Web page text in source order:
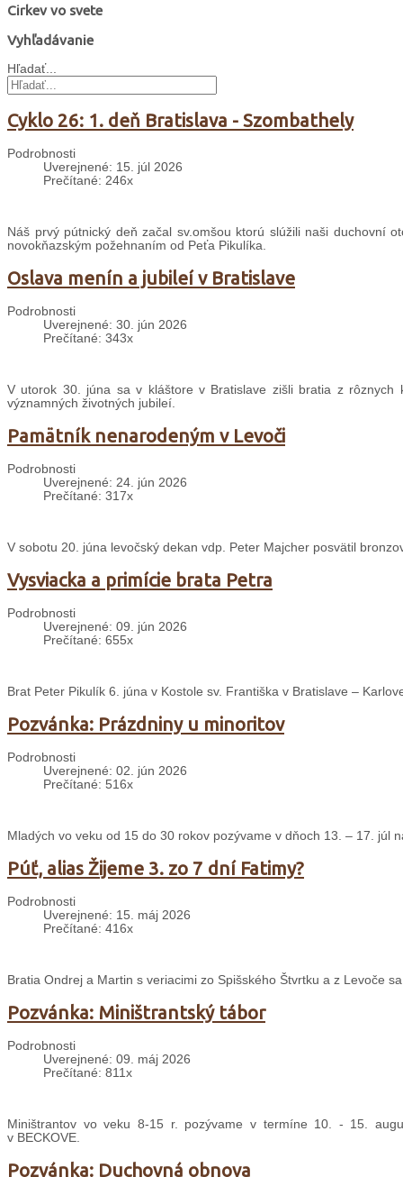
Cirkev vo svete
Vyhľadávanie
Hľadať...
Cyklo 26: 1. deň Bratislava - Szombathely
Podrobnosti
Uverejnené: 15. júl 2026
Prečítané: 246x
Náš prvý pútnický deň začal sv.omšou ktorú slúžili naši duchovní
novokňazským požehnaním od Peťa Pikulíka.
Oslava menín a jubileí v Bratislave
Podrobnosti
Uverejnené: 30. jún 2026
Prečítané: 343x
V utorok 30. júna sa v kláštore v Bratislave zišli bratia z rôznych
významných životných jubileí.
Pamätník nenarodeným v Levoči
Podrobnosti
Uverejnené: 24. jún 2026
Prečítané: 317x
V sobotu 20. júna levočský dekan vdp. Peter Majcher posvätil
Vysviacka a primície brata Petra
Podrobnosti
Uverejnené: 09. jún 2026
Prečítané: 655x
Brat Peter Pikulík 6. júna v Kostole sv. Františka v Bratislave –
Pozvánka: Prázdniny u minoritov
Podrobnosti
Uverejnené: 02. jún 2026
Prečítané: 516x
Mladých vo veku od 15 do 30 rokov pozývame v dňoch 13. – 17. júl
Púť, alias Žijeme 3. zo 7 dní Fatimy?
Podrobnosti
Uverejnené: 15. máj 2026
Prečítané: 416x
Bratia Ondrej a Martin s veriacimi zo Spišského Štvrtku a z Levoče
Pozvánka: Miništrantský tábor
Podrobnosti
Uverejnené: 09. máj 2026
Prečítané: 811x
Miništrantov vo veku 8-15 r. pozývame v termíne 10. - 15.
v BECKOVE.
Pozvánka: Duchovná obnova